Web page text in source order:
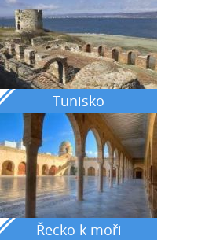
Tunisko
Řecko k moři